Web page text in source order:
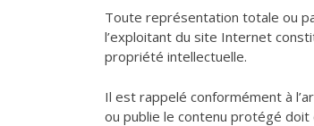
Toute représentation totale ou
l’exploitant du site Internet
propriété intellectuelle.
Il est rappelé conformément à
ou publie le contenu protégé doit